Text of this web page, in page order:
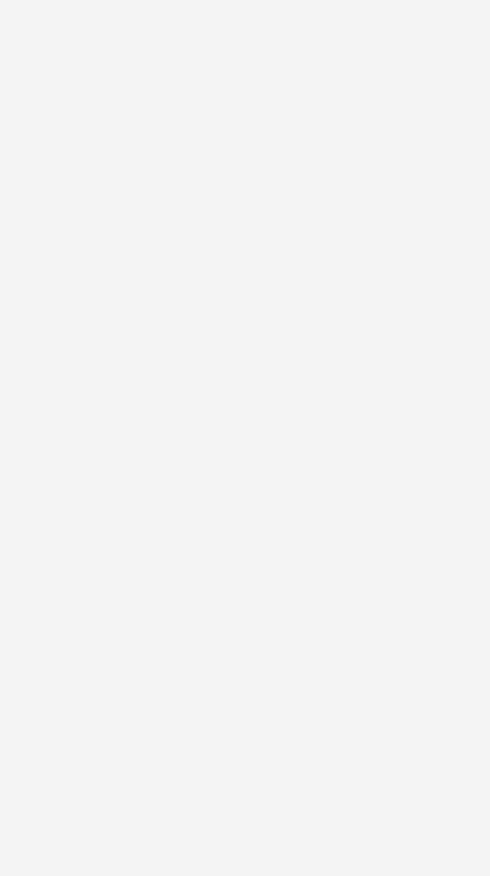
CO2-Emission: 102 g/km; CO2-Klasse: C.
Comfort+
plus 1,0 l/100 km; gewichtet kombinierter Wert der
B; kombinierter Kraftstoffverbrauch bei entladener
(bei entladener Batterie): E.
Batterie)
kombiniert: 0 g/km; CO₂-Klasse: A.
Batterie)
Emissionen kombiniert: 0 g/km; CO₂-Klasse: A.
(61 kWh-Batterie)
kWh/100km; CO₂-Emissionen kombiniert: 0 g/km;
Batterie)
Emissionen kombiniert: 0 g/km; CO₂-Klasse: A.
(61 kWh-Batterie)
kWh/100 km; CO₂-Emissionen kombiniert: 0 g/km;